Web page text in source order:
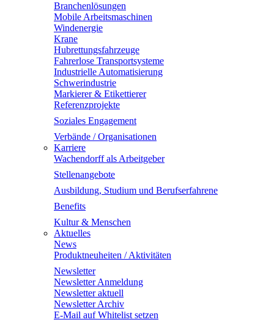
Branchenlösungen
Mobile Arbeitsmaschinen
Windenergie
Krane
Hubrettungsfahrzeuge
Fahrerlose Transportsysteme
Industrielle Automatisierung
Schwerindustrie
Markierer & Etikettierer
Referenzprojekte
Soziales Engagement
Verbände / Organisationen
Karriere
Wachendorff als Arbeitgeber
Stellenangebote
Ausbildung, Studium und Berufserfahrene
Benefits
Kultur & Menschen
Aktuelles
News
Produktneuheiten / Aktivitäten
Newsletter
Newsletter Anmeldung
Newsletter aktuell
Newsletter Archiv
E-Mail auf Whitelist setzen